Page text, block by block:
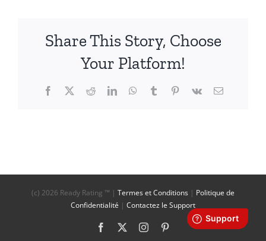
Share This Story, Choose
Your Platform!
Facebook
X RedditLinkedInWhatsApp
TumblrPinterest
Vk Email
(c) 2026 Ready Rating ™ | Termes et Conditions | Politique de
Confidentialité | Contactez le Support
Facebook InstagramPinterest